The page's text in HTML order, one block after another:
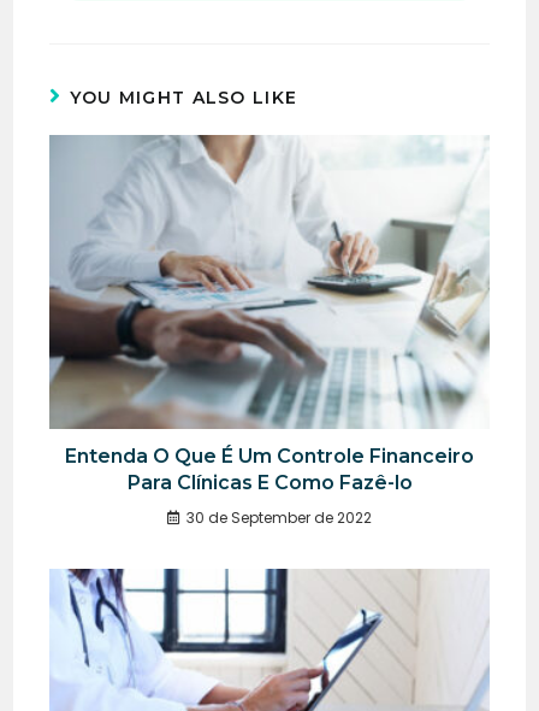
YOU MIGHT ALSO LIKE
Entenda O Que É Um Controle Financeiro
Para Clínicas E Como Fazê-lo
30 de September de 2022